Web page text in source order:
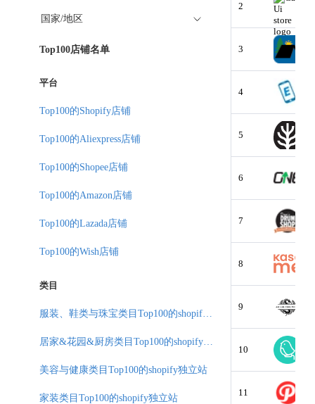
2
3
4
5
6
7
8
9
10
11
国家/地区
Top100店铺名单
平台
Top100的Shopify店铺
Top100的Aliexpress店铺
Top100的Shopee店铺
Top100的Amazon店铺
Top100的Lazada店铺
Top100的Wish店铺
类目
美容与健康类目Top100的shopify独立站
家装类目Top100的shopify独立站